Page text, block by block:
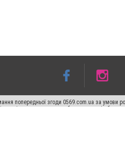
попередньої згоди 0569.com.ua за
не нижче другого абзацу в тексті або